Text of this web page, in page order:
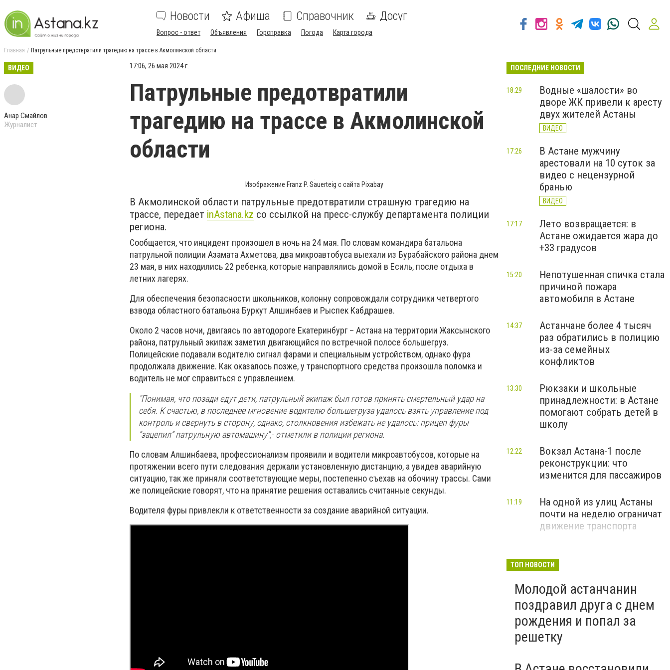
Новости Афиша Справочник Досуг
Вопрос - ответ Объявления Горсправка Погода Карта города
Главная Патрульные предотвратили трагедию на трассе в Акмолинской области
ВИДЕО
Анар Смайлов
Журналист
17:06, 26 мая 2024 г.
Патрульные предотвратили
трагедию на трассе в Акмолинской
области
Изображение Franz P. Sauerteig с сайта Pixabay
В Акмолинской области патрульные предотвратили страшную трагедию на
трассе, передает inAstana.kz со ссылкой на пресс-службу департамента полиции
региона.
Сообщается, что инцидент произошел в ночь на 24 мая. По словам командира батальона
патрульной полиции Азамата Ахметова, два микроавтобуса выехали из Бурабайского района днем
23 мая, в них находились 22 ребенка, которые направлялись домой в Есиль, после отдыха в
летних лагерях.
Для обеспечения безопасности школьников, колонну сопровождали сотрудники четвертого
взвода областного батальона Буркут Алшинбаев и Рыспек Кабдрашев.
Около 2 часов ночи, двигаясь по автодороге Екатеринбург – Астана на территории Жаксынского
района, патрульный экипаж заметил двигающийся по встречной полосе большегруз.
Полицейские подавали водителю сигнал фарами и специальным устройством, однако фура
продолжала движение. Как оказалось позже, у транспортного средства произошла поломка и
водитель не мог справиться с управлением.
"Понимая, что позади едут дети, патрульный экипаж был готов принять смертельный удар на
себя. К счастью, в последнее мгновение водителю большегруза удалось взять управление под
контроль и свернуть в сторону, однако, столкновения избежать не удалось: прицеп фуры
“зацепил” патрульную автомашину",- отметили в полиции региона.
По словам Алшинбаева, профессионализм проявили и водители микроавтобусов, которые на
протяжении всего пути следования держали установленную дистанцию, а увидев аварийную
ситуацию, так же приняли соответствующие меры, постепенно съехав на обочину трассы. Сами
же полицейские говорят, что на принятие решения оставались считанные секунды.
Водителя фуры привлекли к ответственности за создание аварийной ситуации.
ПОСЛЕДНИЕ НОВОСТИ
Водные «шалости» во
дворе ЖК привели к аресту
двух жителей Астаны
ВИДЕО
18:29
В Астане мужчину
арестовали на 10 суток за
видео с нецензурной
бранью
ВИДЕО
17:26
Лето возвращается: в
Астане ожидается жара до
+33 градусов
17:17
Непотушенная спичка стала
причиной пожара
автомобиля в Астане
15:20
Астанчане более 4 тысяч
раз обратились в полицию
из-за семейных
конфликтов
14:37
Рюкзаки и школьные
принадлежности: в Астане
помогают собрать детей в
школу
13:30
Вокзал Астана-1 после
реконструкции: что
изменится для пассажиров
12:22
На одной из улиц Астаны
почти на неделю ограничат
движение транспорта
11:19
ТОП НОВОСТИ
Молодой астанчанин
поздравил друга с днем
рождения и попал за
решетку